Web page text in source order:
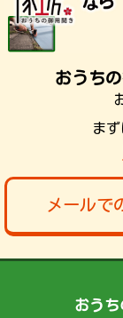
おうち
ま
メールで
おう